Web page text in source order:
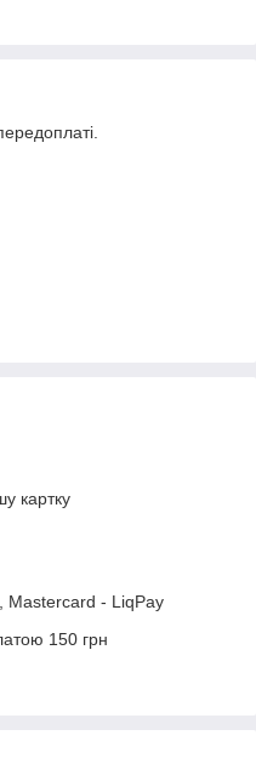
картку
Mastercard - LiqPay
150 грн